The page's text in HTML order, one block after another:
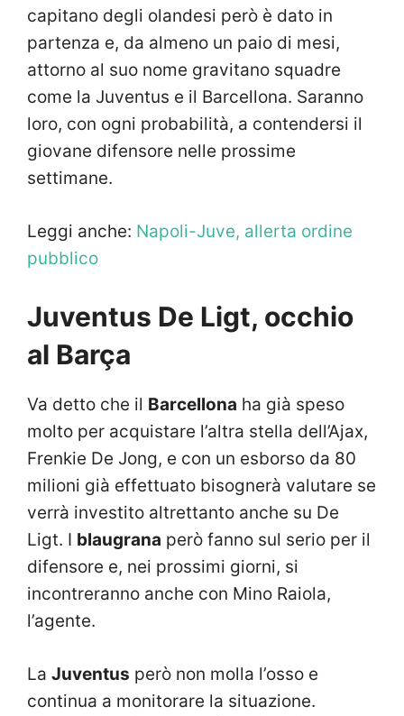
capitano degli olandesi però è dato in
partenza e, da almeno un paio di mesi,
attorno al suo nome gravitano squadre
come la Juventus e il Barcellona. Saranno
loro, con ogni probabilità, a contendersi il
giovane difensore nelle prossime
settimane.
Leggi anche: Napoli-Juve, allerta ordine
pubblico
Juventus De Ligt, occhio
al Barça
Va detto che il Barcellona ha già speso
molto per acquistare l’altra stella dell’Ajax,
Frenkie De Jong, e con un esborso da 80
milioni già effettuato bisognerà valutare se
verrà investito altrettanto anche su De
Ligt. I blaugrana però fanno sul serio per il
difensore e, nei prossimi giorni, si
incontreranno anche con Mino Raiola,
l’agente.
La Juventus però non molla l’osso e
continua a monitorare la situazione.